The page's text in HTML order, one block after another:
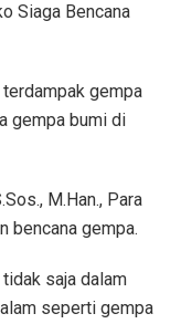
Siaga Bencana
gempa
gempa bumi di
M.Han., Para
bencana gempa.
saja dalam
seperti gempa